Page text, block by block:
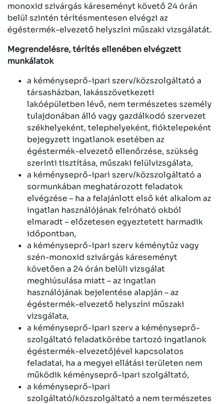
monoxid szivárgás káreseményt követő 24 órán
belül szintén térítésmentesen elvégzi az
égéstermék-elvezető helyszíni műszaki vizsgálatát.
Megrendelésre, térítés ellenében elvégzett
munkálatok
a kéményseprő-ipari szerv/közszolgáltató a
társasházban, lakásszövetkezeti
lakóépületben lévő, nem természetes személy
tulajdonában álló vagy gazdálkodó szervezet
székhelyeként, telephelyeként, fióktelepeként
bejegyzett ingatlanok esetében az
égéstermék-elvezető ellenőrzése, szükség
szerinti tisztítása, műszaki felülvizsgálata,
a kéményseprő-ipari szerv/közszolgáltató a
sormunkában meghatározott feladatok
elvégzése – ha a felajánlott első két alkalom az
ingatlan használójának felróható okból
elmaradt – előzetesen egyeztetett harmadik
időpontban,
a kéményseprő-ipari szerv kéménytűz vagy
szén-monoxid szivárgás káreseményt
követően a 24 órán belüli vizsgálat
meghiúsulása miatt – az ingatlan
használójának bejelentése alapján – az
égéstermék-elvezető helyszíni műszaki
vizsgálata,
a kéményseprő-ipari szerv a kéményseprő-
szolgáltató feladatkörébe tartozó ingatlanok
égéstermék-elvezetőjével kapcsolatos
feladatai, ha a megyei ellátási területen nem
működik kéményseprő-ipari szolgáltató,
a kéményseprő-ipari
szolgáltató/közszolgáltató a nem természetes